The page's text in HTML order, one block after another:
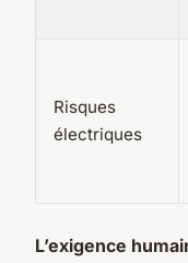
Risques
électriques
L’exigence